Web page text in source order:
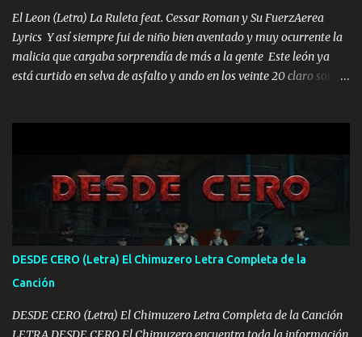
los HERMANOS un cerebro inteligente y com...
El Leon (Letra) La Ruleta feat. Cessar Roman y Su FuerzAerea
Lyrics Y así siempre fui de niño bien aventado y muy ocurrente la
malicia que cargaba sorprendía de más a la gente Este león ya
está curtido en selva de asfalto y ando en los veinte 20 claro son
pa más pues hay charola les voy a dar hasta topar pues no hay de
otra Música Surcando bien mi camino voy por mi línea no veo a
los lados aquel que no corre vuela no se me duerm voy chicoteado
Ya pasé varias hazañas ya tienen rato que me agarran el colmillo
de este León los estatales no sé esperaron Al tiro esta la PrimiZa
también la nueve que cargo al lado doy la mano al que su amigo y
al traicionero damos pa abajo Y No me paran aquí hay pa más
pues hay charola les voy a dar hasta topar pues no hay de otra...
DESDE CERO (Letra) El Chimuzero Letra Completa de la
Canción
DESDE CERO (Letra) El Chimuzero Letra Completa de la Canción